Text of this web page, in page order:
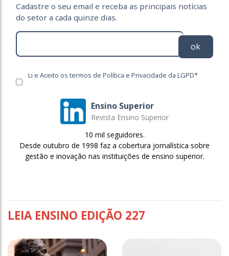
Cadastre o seu email e receba as principais notícias
do setor a cada quinze dias.
ok
Li e Aceito os termos de Política e Privacidade da LGPD*
Ensino Superior
Revista Ensino Superior
10 mil seguidores.
Desde outubro de 1998 faz a cobertura jornalística sobre
gestão e inovação nas instituições de ensino superior.
LEIA ENSINO EDIÇÃO 227